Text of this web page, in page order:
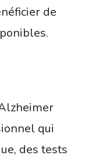
de
qui
des tests